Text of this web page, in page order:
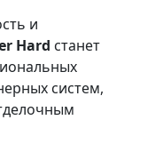
и
Hard станет
систем,